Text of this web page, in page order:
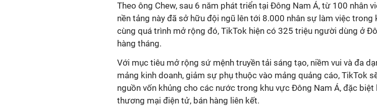
Theo ông Chew, sau 6 năm phát triển tại Đông Nam Á, từ 100 nhân
nền tảng này đã sở hữu đội ngũ lên tới 8.000 nhân sự làm việc trong
cùng quá trình mở rộng đó, TikTok hiện có 325 triệu người dùng ở
hàng tháng.
Với mục tiêu mở rộng sứ mệnh truyền tải sáng tạo, niềm vui và đa
mảng kinh doanh, giảm sự phụ thuộc vào mảng quảng cáo, TikTok
nguồn vốn khủng cho các nước trong khu vực Đông Nam Á, đặc biệt
thương mại điện tử, bán hàng liên kết.